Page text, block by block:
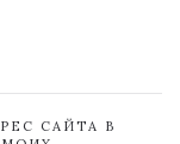
САЙТА В